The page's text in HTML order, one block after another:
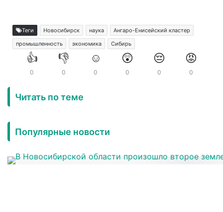
Теги Новосибирск наука
Ангаро-Енисейский кластер
промышленность
экономика Сибирь
👍
0
👎
0
☺️
0
😲
0
😔
0
😡
0
Читать по теме
Популярные новости